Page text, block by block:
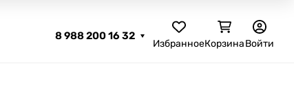
8 988 200 16 32
ИзбранноеКорзинаВойти